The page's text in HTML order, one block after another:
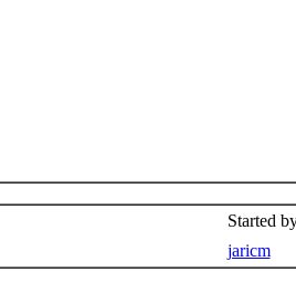
Started
jaricm